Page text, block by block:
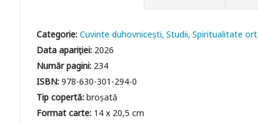
Categorie:Cuvinte duhovniceşti Studii Spiritualitate
Data apariției: 2026
Număr pagini: 234
ISBN:978-630-301-294-0
Tip copertă:broșată
Format carte: 14 x 20,5 cm